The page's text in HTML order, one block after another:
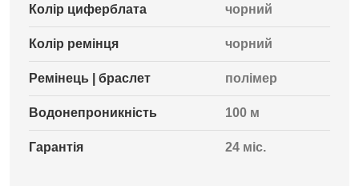
Колір циферблата чорний
Колір ремінця чорний
Ремінець | браслет полімер
Водонепроникність 100 м
Гарантія 24 міс.